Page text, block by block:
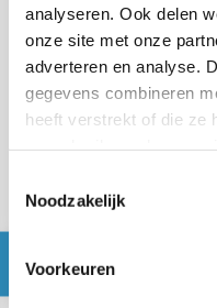
analyseren. Ook delen
onze site met onze
adverteren en analyse.
gegevens combineren
heeft verstrekt of die ze
Noodzakelijk
Voorkeuren
VORIG ARTIKEL
Omzet uit
VOLGEND ARTIKEL